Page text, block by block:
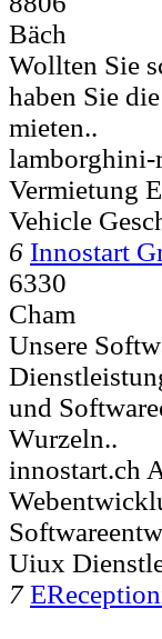
Bäch
Wollten Sie
haben Sie
mieten..
lamborghini-
Vermietung
Vehicle
6 Innostart
6330
Cham
Unsere
und
Wurzeln..
innostart.ch
Uiux
7